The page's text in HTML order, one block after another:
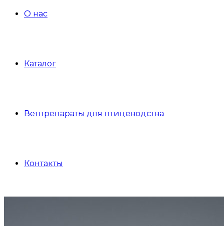
О нас
Каталог
Ветпрепараты для птицеводства
Контакты